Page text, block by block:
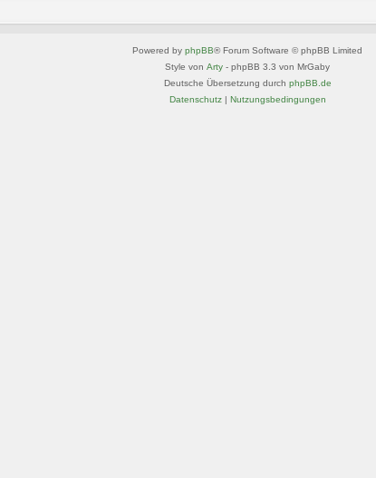
Powered by phpBB® Forum Software © phpBB Limited
Style von Arty - phpBB 3.3 von MrGaby
Deutsche Übersetzung durch phpBB.de
Datenschutz| Nutzungsbedingungen